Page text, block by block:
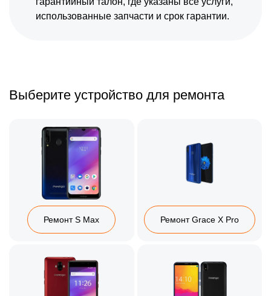
использованные запчасти и срок гарантии.
Выберите устройство для ремонта
Ремонт S Max Ремонт Grace X Pro